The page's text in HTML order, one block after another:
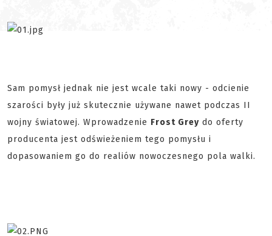
Sam pomysł jednak nie jest wcale taki nowy - odcienie
szarości były już skutecznie używane nawet podczas II
wojny światowej. Wprowadzenie Frost Grey do oferty
producenta jest odświeżeniem tego pomysłu i
dopasowaniem go do realiów nowoczesnego pola walki.